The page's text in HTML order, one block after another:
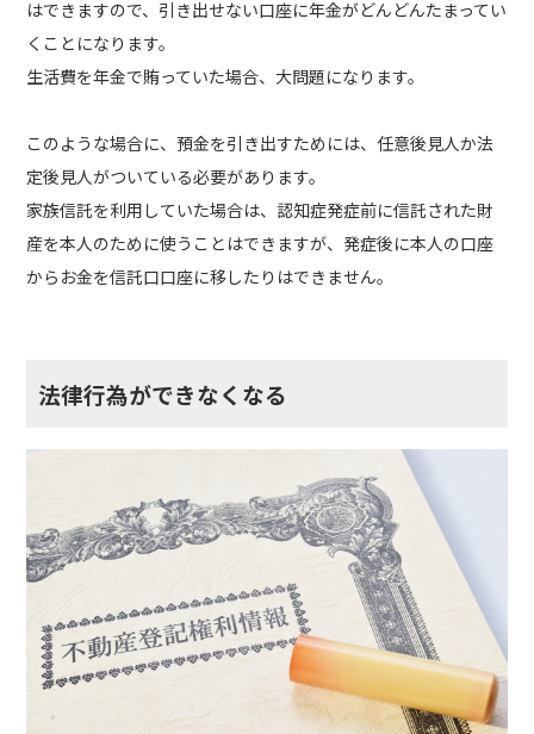
はできますので、引き出せない口座に年金がどんどんたまってい
くことになります。
生活費を年金で賄っていた場合、大問題になります。
このような場合に、預金を引き出すためには、任意後見人か法
定後見人がついている必要があります。
家族信託を利用していた場合は、認知症発症前に信託された財
産を本人のために使うことはできますが、発症後に本人の口座
からお金を信託口口座に移したりはできません。
法律行為ができなくなる